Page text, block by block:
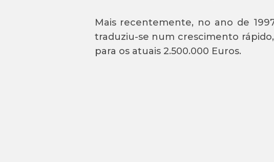
Mais recentemente, no ano de
traduziu-se num crescimento
para os atuais 2.500.000 Euros.